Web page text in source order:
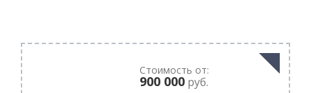
Стоимость от:
900 000 руб.